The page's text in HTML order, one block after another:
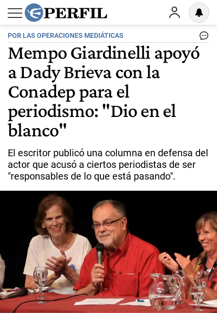
POR LAS OPERACIONES MEDIÁTICAS
Mempo Giardinelli apoyó
a Dady Brieva con la
Conadep para el
periodismo: "Dio en el
blanco"
El escritor publicó una columna en defensa del
actor que acusó a ciertos periodistas de ser
"responsables de lo que está pasando".